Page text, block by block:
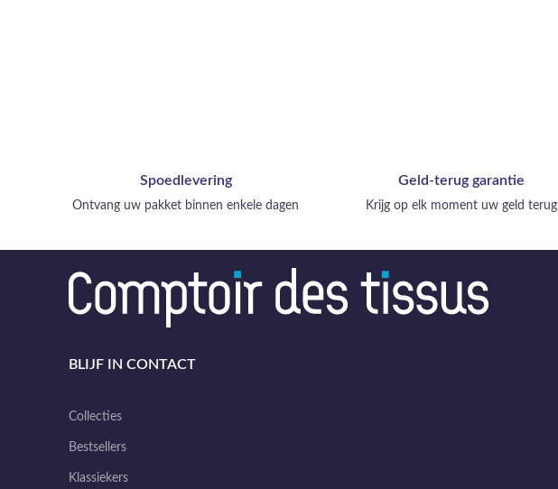
Spoedlevering
Ontvang uw pakket binnen enkele dagen
Geld-terug garantie
Krijg op elk moment uw geld terug
BLIJF IN CONTACT
Collecties
Bestsellers
Klassiekers